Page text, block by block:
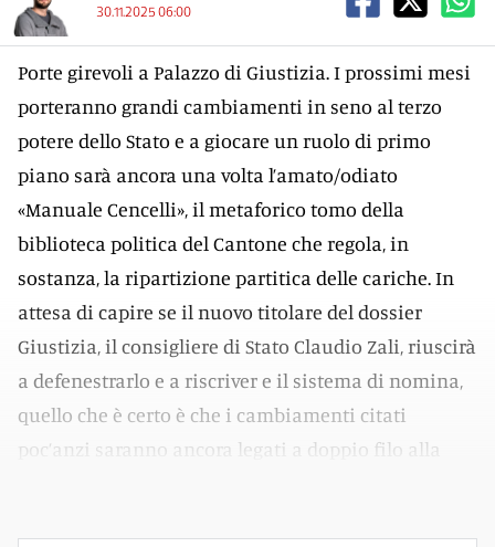
30.11.2025 06:00
Porte girevoli a Palazzo di Giustizia. I prossimi mesi
porteranno grandi cambiamenti in seno al terzo
potere dello Stato e a giocare un ruolo di primo
piano sarà ancora una volta l’amato/odiato
«Manuale Cencelli», il metaforico tomo della
biblioteca politica del Cantone che regola, in
sostanza, la ripartizione partitica delle cariche. In
attesa di capire se il nuovo titolare del dossier
Giustizia, il consigliere di Stato Claudio Zali, riuscirà
a defenestrarlo e a riscriver e il sistema di nomina,
quello che è certo è che i cambiamenti citati
poc’anzi saranno ancora legati a doppio filo alla